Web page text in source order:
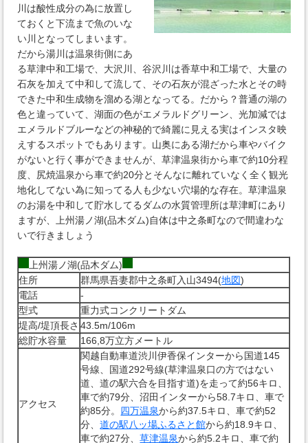
川は酸性成分の為に放置し
ておくと下流まで魚のいな
い川となってしまいます。
だから湯川は温泉街側にあ
る草津中和工場で、大沢川、谷沢川は香草中和工場で、大量の
石灰を加えて中和して流して、その石灰が混ざった水とその時
できた中和生成物を溜める湖となってる。だから？普通の湖の
色と違っていて、湖面の色がエメラルドグリーン、光加減では
エメラルドブルーなどの神秘的で綺麗に見える実はインスタ映
えするスポットでもあります。山奥にある湖だから車やバイク
がないと行く事ができませんが、草津温泉街から車で約10分程
度、尻焼温泉から車で約20分とそんなに離れていなく全く観光
地化してない為に知ってる人も少ない穴場的な存在。草津温泉
のお湯を中和して貯水してるダムの水質管理所は草津町にあり
ますが、上州湯ノ湖(品木ダム)自体は中之条町なので間違わな
いで行きましょう
上州湯ノ湖(品木ダム)
住所
群馬県吾妻郡中之条町入山3494(地図)
電話
-
型式
重力式コンクリートダム
堤高/堤頂長さ 43.5m/106m
総貯水容量
166,8万立方メートル
アクセス
関越自動車道渋川伊香保インターから国道145
号線、国道292号線(草津温泉口の方ではない
道、道の駅六合を目指す道)を走って約56キロ、
車で約79分、沼田インターから58.7キロ、車で
約85分。 四万温泉から約37.5キロ、車で約52
分、道の駅八ッ場ふるさと館から約18.9キロ、
車で約27分、草津温泉から約5.2キロ、車で約